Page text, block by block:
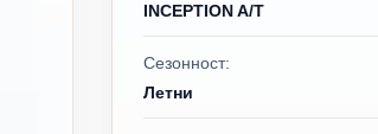
INCEPTION A/T
Сезонност:
Летни